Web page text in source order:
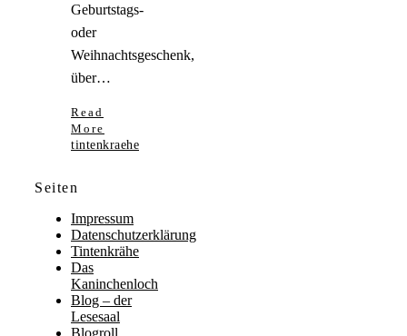
Geburtstags-
oder
Weihnachtsgeschenk,
über…
Read
More
tintenkraehe
Seiten
Impressum
Datenschutzerklärung
Tintenkrähe
Das
Kaninchenloch
Blog – der
Lesesaal
Blogroll